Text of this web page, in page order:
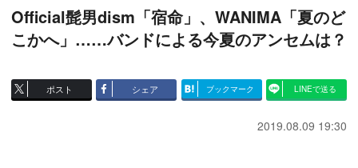
Official髭男dism「宿命」、WANIMA「夏のど
こかへ」……バンドによる今夏のアンセムは？
ポスト シェア ブックマーク LINEで送る
2019.08.09 19:30